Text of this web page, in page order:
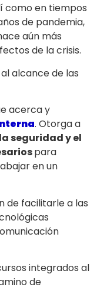
como en tiempos
de pandemia,
aún más
de la crisis.
acerca y
. Otorga a
la seguridad y el
para
en un
de facilitarle a las
integrados al
de